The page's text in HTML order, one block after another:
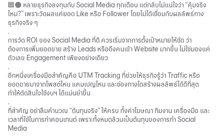
🟦🟠 หลายธุรกิจลงทุนกับ Social Media ทุกเดือน แต่กลับไม่แน่ใจว่า “คุ้มจริง
ไหม?” เพราะวัดผลแค่ยอด Like หรือ Follower โดยไม่ได้เชื่อมกับผลลัพธ์ทาง
ธุรกิจจริง ๆ
.
การวัด ROI ของ Social Media ที่ดี ควรเริ่มจากการตั้งเป้าหมายให้ชัด ว่า
ต้องการเพิ่มยอดขาย สร้าง Leads หรือดึงคนเข้า Website มากขึ้น ไม่ใช่มองแค่
ตัวเลข Engagement เพียงอย่างเดียว
.
อีกหนึ่งเครื่องมือสำคัญคือ UTM Tracking ที่ช่วยให้ธุรกิจรู้ว่า Traffic หรือ
ยอดขายมาจากโพสต์ไหน แคมเปญไหน และช่องทางใดสร้างผลลัพธ์ได้ดีที่สุด
ทำให้ตัดสินใจใช้งบฯ ได้แม่นยำขึ้น
.
ที่สำคัญ อย่าลืมคำนวณ “ต้นทุนจริง” ให้ครบ ทั้งค่าโฆษณา ทีมงาน เครื่องมือ และ
เวลาที่ใช้ในการทำคอนเทนต์ เพราะทั้งหมดล้วนเป็นต้นทุนของการทำ Social
Media